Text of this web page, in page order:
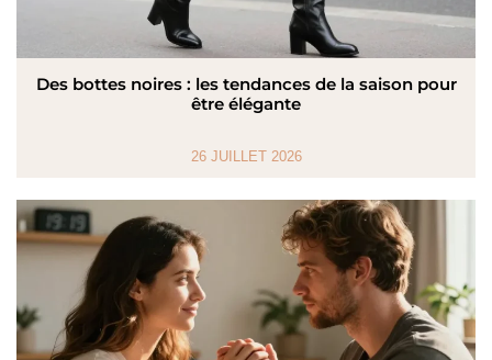
Des bottes noires : les tendances de la saison pour
être élégante
26 JUILLET 2026